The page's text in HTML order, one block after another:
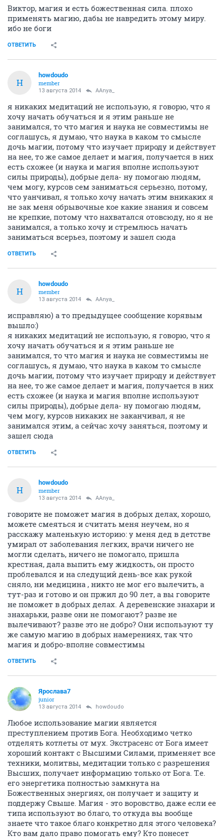
Виктор, магия и есть божественная сила. плохо
применять магию, дабы не навредить этому миру.
ибо не боги
ОТВЕТИТЬ
H
howdoudo
member
13 августа 2014 AAnya_
я никаких медитаций не использую, я говорю, что я
хочу начать обучаться и я этим раньше не
занимался, то что магия и наука не совместимы не
соглашусь, я думаю, что наука в каком то смысле
дочь магии, потому что изучает природу и действует
на нее, то же самое делает и магия, получается в них
есть схожее (и наука и магия вполне используют
силы природы), добрые дела- ну помогаю людям,
чем могу, курсов сем заниматься серьезно, потому,
что уанчивал, я только хочу начать этим вникаких я
не зак меня обрывочные кое какие знания и совсем
не крепкие, потому что нахватался отовсюду, но я не
занимался, а только хочу и стремлюсь начать
заниматься всерьез, поэтому и зашел сюда
ОТВЕТИТЬ
H
howdoudo
member
13 августа 2014 AAnya_
исправляю) а то предыдущее сообщение корявым
вышло:)
я никаких медитаций не использую, я говорю, что я
хочу начать обучаться и я этим раньше не
занимался, то что магия и наука не совместимы не
соглашусь, я думаю, что наука в каком то смысле
дочь магии, потому что изучает природу и действует
на нее, то же самое делает и магия, получается в них
есть схожее (и наука и магия вполне используют
силы природы), добрые дела- ну помогаю людям,
чем могу, курсов никаких не заканчивал, я не
занимался этим, а сейчас хочу заняться, поэтому и
зашел сюда
ОТВЕТИТЬ
H
howdoudo
member
13 августа 2014 AAnya_
говорите не поможет магия в добрых делах, хорошо,
можете смеяться и считать меня неучем, но я
расскажу маленькую историю: у меня дед в детстве
умирал от заболевания легких, врачи ничего не
могли сделать, ничего не помогало, пришла
крестная, дала выпить ему жидкость, он просто
проблевался и на следущий день-все как рукой
сняло, ни медицина , никто не мог его вылечить, а
тут-раз и готово и он пржил до 90 лет, а вы говорите
не поможет в добрых делах. А деревенские знахари и
знахарьки, разве они не помогают? разве не
вылечивают? разве это не добро? Они используют ту
же самую магию в добрых намерениях, так что
магия и добро-вполне совместимы
ОТВЕТИТЬ
Ярослава7
junior
13 августа 2014 howdoudo
Любое использование магии является
преступлением против Бога. Необходимо четко
отделять котлеты от мух. Экстрасенс от Бога имеет
хороший контакт с Высшими Силами, применяет все
техники, молитвы, медитации только с разрешения
Высших, получает информацию только от Бога. Т.е.
его энергетика полностью замкнута на
Божественных энергиях, он получает и защиту и
поддержу Свыше. Магия - это воровство, даже если ее
типа используют во благо, то откуда вы вообще
знаете что такое благо конкретно для этого человека?
Кто вам дало право помогать ему? Кто понесет